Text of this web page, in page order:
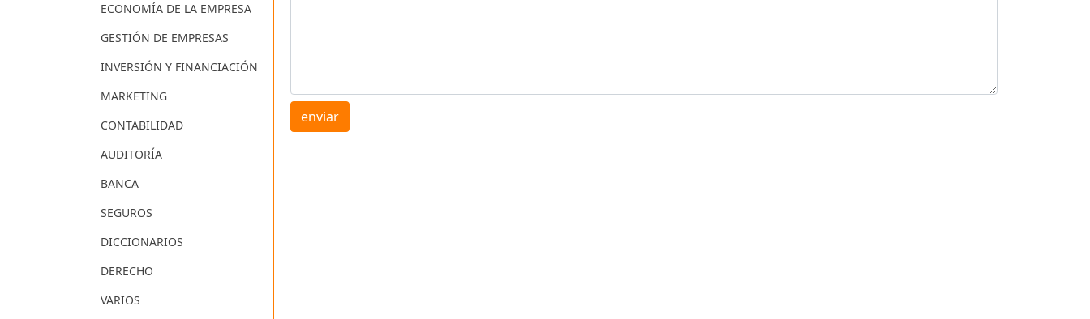
ECONOMÍA DE LA EMPRESA
GESTIÓN DE EMPRESAS
INVERSIÓN Y FINANCIACIÓN
MARKETING
CONTABILIDAD
AUDITORÍA
BANCA
SEGUROS
DICCIONARIOS
DERECHO
VARIOS
enviar